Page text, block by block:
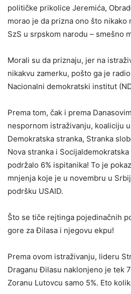
političke prikolice Jeremića,
morao je da prizna ono što
SzS u srpskom narodu – smešno
Morali su da priznaju, jer na
nikakvu zamerku, pošto ga je
Nacionalni demokratski institut
Prema tom, čak i prema
nespornom istraživanju, koaliciju
Demokratska stranka, Stranka
Nova stranka i
podržalo 6% ispitanika! To je
mnjenja koje je u novembru u
podršku USAID.
Što se tiče rejtinga pojedinačnih
gore za Đilasa i njegovu ekpu!
Prema ovom istraživanju, lideru
Draganu Đilasu naklonjeno je tek
Zoranu Lutovcu samo 5%. Eto